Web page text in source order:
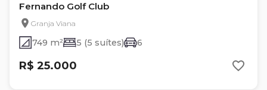
Fernando Golf Club
Granja Viana
749 m² 5 (5 suítes) 6
R$ 25.000